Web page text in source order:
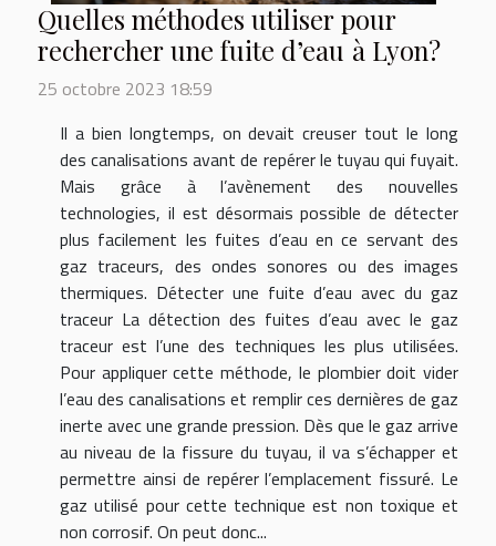
Quelles méthodes utiliser pour
rechercher une fuite d’eau à Lyon?
25 octobre 2023 18:59
Il a bien longtemps, on devait creuser tout le long
des canalisations avant de repérer le tuyau qui fuyait.
Mais grâce à l’avènement des nouvelles
technologies, il est désormais possible de détecter
plus facilement les fuites d’eau en ce servant des
gaz traceurs, des ondes sonores ou des images
thermiques. Détecter une fuite d’eau avec du gaz
traceur La détection des fuites d’eau avec le gaz
traceur est l’une des techniques les plus utilisées.
Pour appliquer cette méthode, le plombier doit vider
l’eau des canalisations et remplir ces dernières de gaz
inerte avec une grande pression. Dès que le gaz arrive
au niveau de la fissure du tuyau, il va s’échapper et
permettre ainsi de repérer l’emplacement fissuré. Le
gaz utilisé pour cette technique est non toxique et
non corrosif. On peut donc...